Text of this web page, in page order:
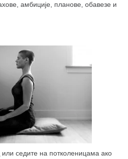
амбиције, планове, обавезе и
или седите на потколеницама ако